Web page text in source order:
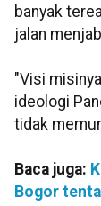
banyak
jalan
"Visi
ideologi
tidak
Baca juga:
Bogor